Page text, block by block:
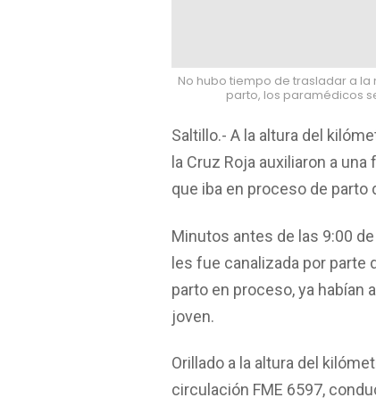
No hubo tiempo de trasladar a
parto, los paramédicos
Saltillo.- A la altura del
la Cruz Roja auxiliaron a
que iba en proceso de parto
Minutos antes de las 9:00
les fue canalizada por
parto en proceso, ya habían
joven.
Orillado a la altura del
circulación FME 6597,